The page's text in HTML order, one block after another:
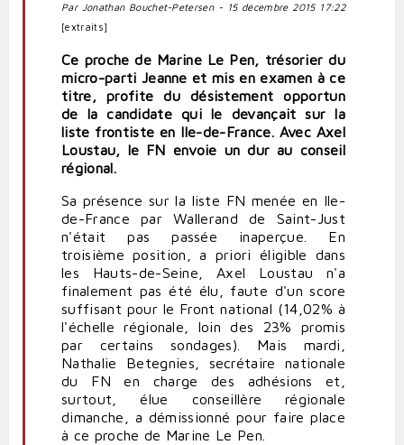
Par Jonathan Bouchet-Petersen - 15 décembre 2015 17:22
[extraits]
Ce proche de Marine Le Pen, trésorier du
micro-parti Jeanne et mis en examen à ce
titre, profite du désistement opportun
de la candidate qui le devançait sur la
liste frontiste en Ile-de-France. Avec Axel
Loustau, le FN envoie un dur au conseil
régional.
Sa présence sur la liste FN menée en Ile-
de-France par Wallerand de Saint-Just
n'était pas passée inaperçue. En
troisième position, a priori éligible dans
les Hauts-de-Seine, Axel Loustau n'a
finalement pas été élu, faute d'un score
suffisant pour le Front national (14,02% à
l'échelle régionale, loin des 23% promis
par certains sondages). Mais mardi,
Nathalie Betegnies, secrétaire nationale
du FN en charge des adhésions et,
surtout, élue conseillère régionale
dimanche, a démissionné pour faire place
à ce proche de Marine Le Pen.